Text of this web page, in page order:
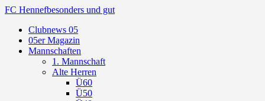
FC Hennefbesonders und gut
Clubnews 05
05er Magazin
Mannschaften
1. Mannschaft
Alte Herren
Ü60
Ü50